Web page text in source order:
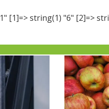
[1]=> string(1) "6" [2]=>